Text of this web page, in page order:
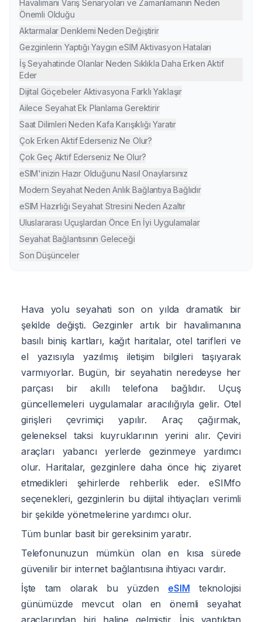
Havalimanı Varış Senaryoları ve Zamanlamanın Neden
Önemli Olduğu
Aktarmalar Denklemi Neden Değiştirir
Gezginlerin Yaptığı Yaygın eSIM Aktivasyon Hataları
İş Seyahatinde Olanlar Neden Sıklıkla Daha Erken Aktif
Eder
Dijital Göçebeler Aktivasyona Farklı Yaklaşır
Ailece Seyahat Ek Planlama Gerektirir
Saat Dilimleri Neden Kafa Karışıklığı Yaratır
Çok Erken Aktif Ederseniz Ne Olur?
Çok Geç Aktif Ederseniz Ne Olur?
eSIM'inizin Hazır Olduğunu Nasıl Onaylarsınız
Modern Seyahat Neden Anlık Bağlantıya Bağlıdır
eSIM Hazırlığı Seyahat Stresini Neden Azaltır
Uluslararası Uçuşlardan Önce En İyi Uygulamalar
Seyahat Bağlantısının Geleceği
Son Düşünceler
Hava yolu seyahati son on yılda dramatik bir
şekilde değişti. Gezginler artık bir havalimanına
basılı biniş kartları, kağıt haritalar, otel tarifleri ve
el yazısıyla yazılmış iletişim bilgileri taşıyarak
varmıyorlar. Bugün, bir seyahatin neredeyse her
parçası bir akıllı telefona bağlıdır. Uçuş
güncellemeleri uygulamalar aracılığıyla gelir. Otel
girişleri çevrimiçi yapılır. Araç çağırmak,
geleneksel taksi kuyruklarının yerini alır. Çeviri
araçları yabancı yerlerde gezinmeye yardımcı
olur. Haritalar, gezginlere daha önce hiç ziyaret
etmedikleri şehirlerde rehberlik eder. eSIMfo
seçenekleri, gezginlerin bu dijital ihtiyaçları verimli
bir şekilde yönetmelerine yardımcı olur.
Tüm bunlar basit bir gereksinim yaratır.
Telefonunuzun mümkün olan en kısa sürede
güvenilir bir internet bağlantısına ihtiyacı vardır.
İşte tam olarak bu yüzden eSIM teknolojisi
günümüzde mevcut olan en önemli seyahat
araçlarından biri haline gelmiştir. İniş yaptıktan